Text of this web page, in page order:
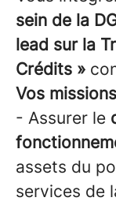
sein de la
lead sur la
Crédits »
Vos
- Assurer le
assets du
services de